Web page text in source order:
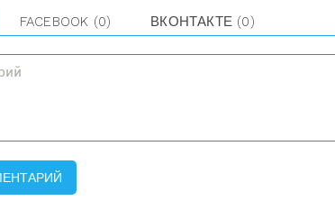
FACEBOOK (0) ВКОНТАКТЕ (0)